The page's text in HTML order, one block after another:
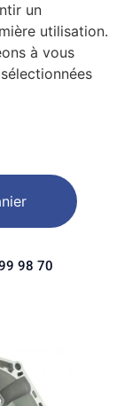
un
utilisation.
à vous
98 70